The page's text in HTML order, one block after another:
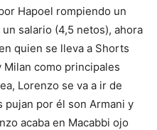
Hapoel rompiendo un
salario (4,5 netos), ahora
quien se lleva a Shorts
Milan como principales
Lorenzo se va a ir de
pujan por él son Armani y
acaba en Macabbi ojo